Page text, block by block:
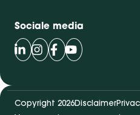
Sociale media
Volg Bentacera op LinkedIn
Volg Bentacera op
Volg Bentacera op
Volg
Copyright 2026Disclaimer